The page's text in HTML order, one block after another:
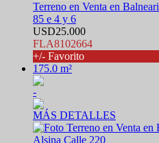
Terreno en Venta en
85 e 4 y 6
USD25.000
FLA8102664
+/- Favorito
175.0 m²
-
MÁS DETALLES